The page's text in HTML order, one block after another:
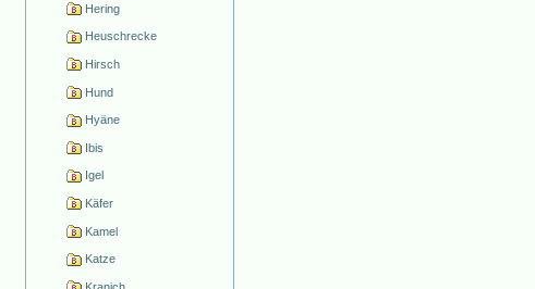
Hering
Heuschrecke
Hirsch
Hund
Hyäne
Ibis
Igel
Käfer
Kamel
Katze